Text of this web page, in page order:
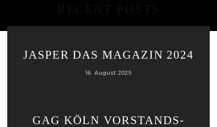
JASPER DAS MAGAZIN 2024
16. August 2025
GAG KÖLN VORSTANDS-